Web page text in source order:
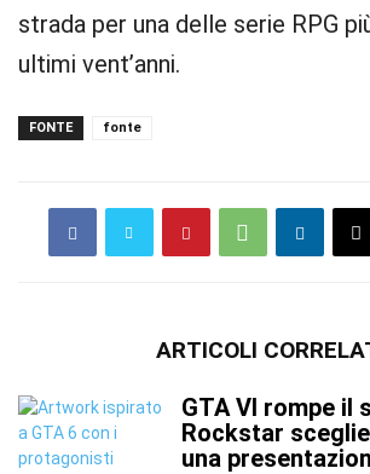
strada per una delle serie RPG
ultimi vent’anni.
FONTE fonte
ARTICOLI
GTA VI rompe il
Rockstar
una